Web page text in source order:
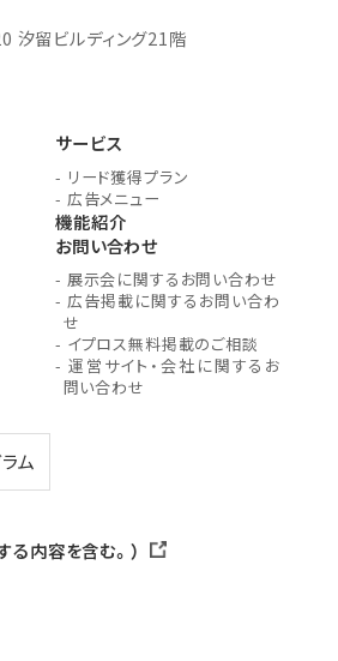
汐留ビルディング21階
サービス
- リード獲得プラン
- 広告メニュー
機能紹介
お問い合わせ
- 展示会に関するお問い合わせ
- 広告掲載に関するお問い合わ
せ
- イプロス無料掲載のご相談
- 運営サイト・会社に関するお
問い合わせ
ム
る内容を含む。）